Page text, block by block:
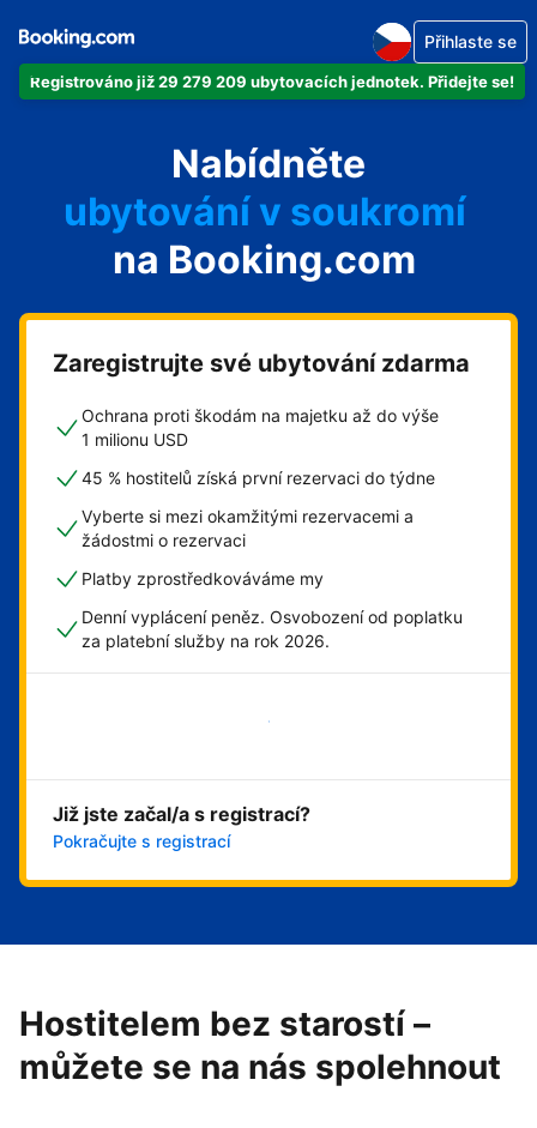
Registrováno již 29 279 209 ubytovacích jednotek. Přidejte se!
Přihlaste se
Nabídněte
svůj byt
svůj hotel
ubytování v soukromí
svůj penzion
svou chatu
na Booking.com
Zaregistrujte své ubytování zdarma
Ochrana proti škodám na majetku až do výše
1 milionu USD
45 % hostitelů získá první rezervaci do týdne
Vyberte si mezi okamžitými rezervacemi a
žádostmi o rezervaci
Platby zprostředkováváme my
Denní vyplácení peněz. Osvobození od poplatku
za platební služby na rok 2026.
Začít hned
Již jste začal/a s registrací?
Pokračujte s registrací
Hostitelem bez starostí –
můžete se na nás spolehnout